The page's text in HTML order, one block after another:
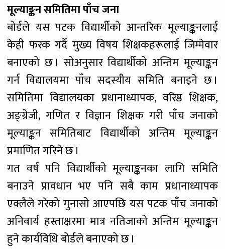
मूल्याङ्कन समितिमा पाँच जना
बोर्डले यस पटक विद्यार्थीको आन्तरिक मूल्याङ्कनलाई
केही फरक गर्दै मुख्य विषय शिक्षकहरूलाई जिम्मेवार
बनाएको छ । सोअनुसार विद्यार्थीको अन्तिम मूल्याङ्कन
गर्न विद्यालयमा पाँच सदस्यीय समिति बनाइने छ ।
समितिमा विद्यालयका प्रधानाध्यापक, वरिष्ठ शिक्षक,
अङ्ग्रेजी, गणित र विज्ञान शिक्षक गरी पाँच जनाको
मूल्याङ्कन समितिबाट विद्यार्थीको अन्तिम मूल्याङ्कन
प्रमाणित गरिने छ ।
गत वर्ष पनि विद्यार्थीको मूल्याङ्कनका लागि समिति
बनाउने प्रावधान भए पनि सबै काम प्रधानाध्यापक
एक्लैले गरेको गुनासो आएपछि यस पटक पाँच जनाको
अनिवार्य हस्ताक्षरमा मात्र नतिजाको अन्तिम मूल्याङ्कन
हुने कार्यविधि बोर्डले बनाएको छ ।